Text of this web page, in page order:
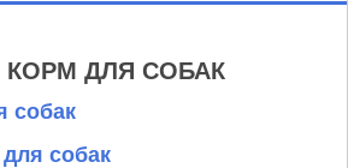
КОРМ ДЛЯ СОБАК
собак
собак